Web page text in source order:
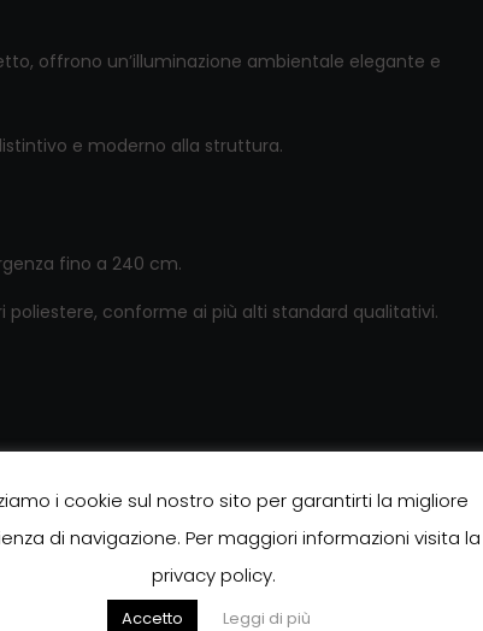
offrono un’illuminazione ambientale elegante e
e moderno alla struttura.
fino a 240 cm.
conforme ai più alti standard qualitativi.
i cookie sul nostro sito per garantirti la migliore
di navigazione. Per maggiori informazioni visita la
privacy policy.
Accetto Leggi di più